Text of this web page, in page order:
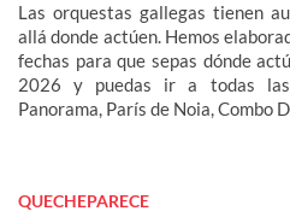
Las orquestas gallegas tienen
allá donde actúen. Hemos
fechas para que sepas dónde
2026 y puedas ir a todas
Panorama, París de Noia, Combo
QUECHEPARECE